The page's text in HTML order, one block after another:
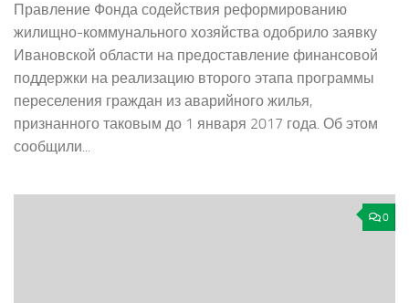
Правление Фонда содействия реформированию
жилищно-коммунального хозяйства одобрило заявку
Ивановской области на предоставление финансовой
поддержки на реализацию второго этапа программы
переселения граждан из аварийного жилья,
признанного таковым до 1 января 2017 года. Об этом
сообщили...
0